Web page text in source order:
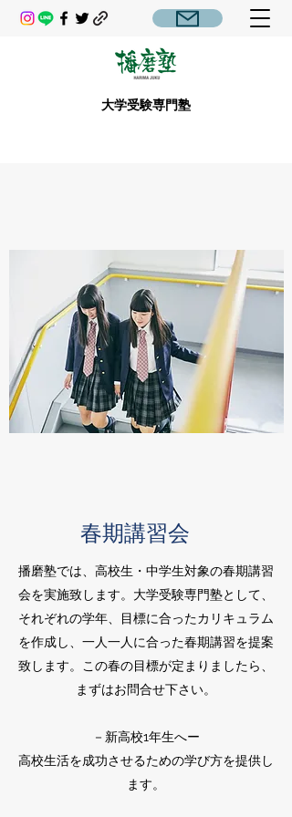
大学受験専門塾
​春期講習会
播磨塾では、高校生・中学生対象の春期講習
会を実施致します。大学受験専門塾として、
それぞれの学年、目標に合ったカリキュラム
を作成し、一人一人に合った春期講習を提案
致します。この春の目標が定まりましたら、
まずはお問合せ下さい。
－新高校1年生へー
高校生活を成功させるための学び方を提供し
ます。